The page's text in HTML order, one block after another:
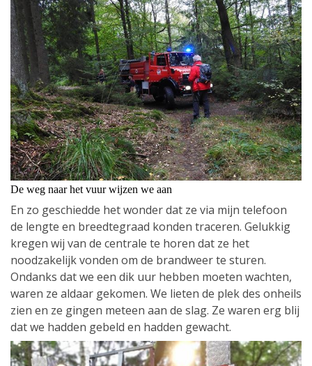
De weg naar het vuur wijzen we aan
En zo geschiedde het wonder dat ze via mijn telefoon
de lengte en breedtegraad konden traceren. Gelukkig
kregen wij van de centrale te horen dat ze het
noodzakelijk vonden om de brandweer te sturen.
Ondanks dat we een dik uur hebben moeten wachten,
waren ze aldaar gekomen. We lieten de plek des onheils
zien en ze gingen meteen aan de slag. Ze waren erg blij
dat we hadden gebeld en hadden gewacht.